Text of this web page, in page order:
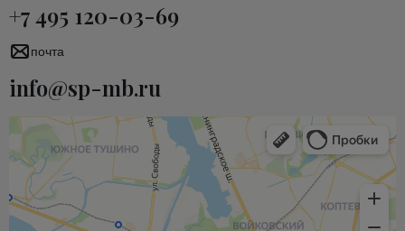
+7 495 120-03-69
почта
info@sp-mb.ru